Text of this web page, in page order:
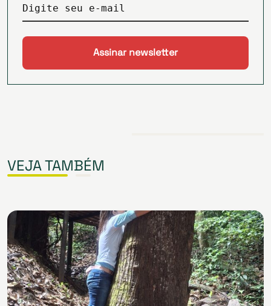
Digite seu e-mail
VEJA TAMBÉM